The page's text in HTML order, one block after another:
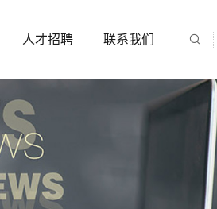
人才招聘 联系我们 